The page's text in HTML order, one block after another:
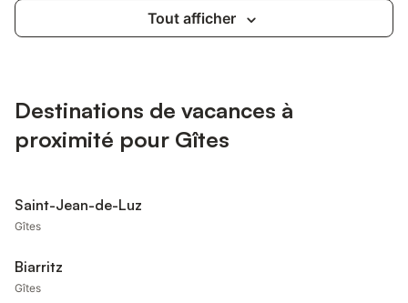
Tout afficher
Destinations de vacances à
proximité pour Gîtes
Saint-Jean-de-Luz
Gîtes
Biarritz
Gîtes